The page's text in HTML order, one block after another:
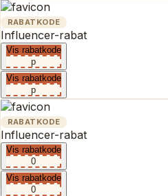
RABATKODE
Influencer-rabat
Vis rabatkode
p
Vis rabatkode
p
RABATKODE
Influencer-rabat
Vis rabatkode
0
Vis rabatkode
0